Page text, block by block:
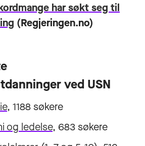
har søkt seg til
(Regjeringen.no)
ved USN
, 1188 søkere
og ledelse, 683 søkere